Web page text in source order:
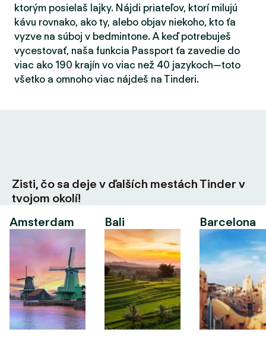
ktorým posielaš lajky. Nájdi priateľov, ktorí milujú
kávu rovnako, ako ty, alebo objav niekoho, kto ťa
vyzve na súboj v bedmintone. A keď potrebuješ
vycestovať, naša funkcia Passport ťa zavedie do
viac ako 190 krajín vo viac než 40 jazykoch—toto
všetko a omnoho viac nájdeš na Tinderi.
Zisti, čo sa deje v ďalších mestách Tinder v
tvojom okolí!
Amsterdam
Bali Barcelona